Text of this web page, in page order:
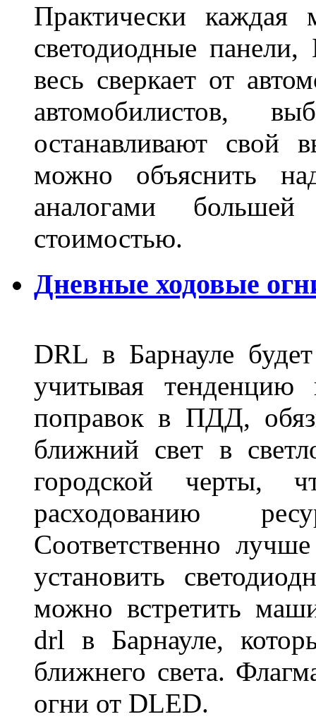
Практически каждая
светодиодные
весь сверкает от
автомобилистов,
останавливают
можно объяснить
аналогами
стоимостью.
Дневные ходовые
DRL в Барнауле
учитывая тенденцию
поправок в ПДД,
ближний свет в
городской черты,
расходованию
Соответственно
установить
можно встретить
drl в Барнауле,
ближнего света.
огни от DLED.